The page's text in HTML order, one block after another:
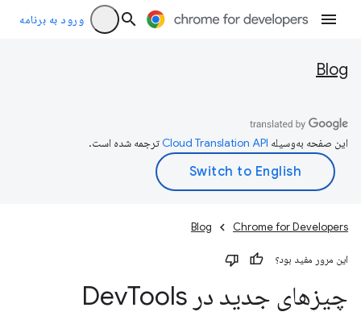
ورود به برنامه
Blog
این صفحه به‌وسیله ترجمه شده است.
Chrome for Developers
Blog
این مرور مفید بود؟
چیزهای جدید در Dev Tools